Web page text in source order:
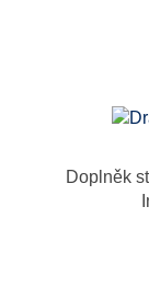
Doplněk